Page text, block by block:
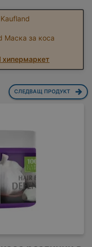
Маска за коса
хипермаркет
СЛЕДВАЩ ПРОДУКТ